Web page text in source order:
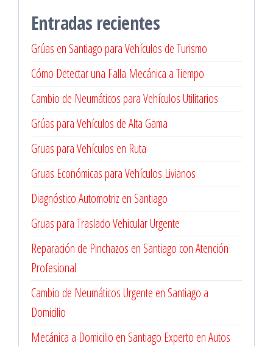
Entradas recientes
Grúas en Santiago para Vehículos de Turismo
Cómo Detectar una Falla Mecánica a Tiempo
Cambio de Neumáticos para Vehículos Utilitarios
Grúas para Vehículos de Alta Gama
Gruas para Vehículos en Ruta
Gruas Económicas para Vehículos Livianos
Diagnóstico Automotriz en Santiago
Gruas para Traslado Vehicular Urgente
Reparación de Pinchazos en Santiago con Atención
Profesional
Cambio de Neumáticos Urgente en Santiago a
Domicilio
Mecánica a Domicilio en Santiago Experto en Autos